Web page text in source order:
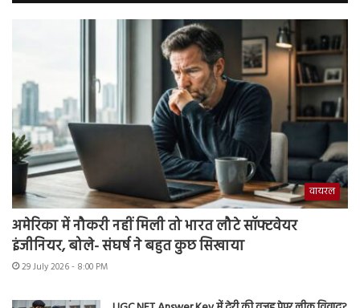
वायरल
अमेरिका में नौकरी नहीं मिली तो भारत लौटे सॉफ्टवेयर
इंजीनियर, बोले- संघर्ष ने बहुत कुछ सिखाया
29 July 2026 - 8:00 PM